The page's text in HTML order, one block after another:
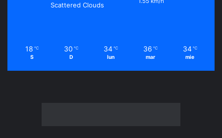
Scattered Clouds
18 ℃
S
30 ℃
D
34 ℃
lun
36 ℃
mar
34 ℃
mie